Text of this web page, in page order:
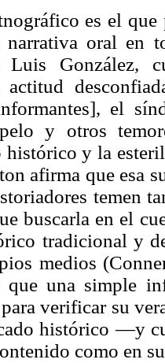
es el
oral en
Luis González,
actitud
el
y otros
histórico y la
afirma que esa
temen
buscarla en el
tradicional y
medios
que una simple
verificar su
histórico —y
como en